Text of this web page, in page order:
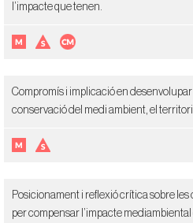
l’impacte que tenen.
Compromís i implicació en
conservació del medi ambient, el territori
Posicionament i reflexió crítica sobre
per compensar l’impacte